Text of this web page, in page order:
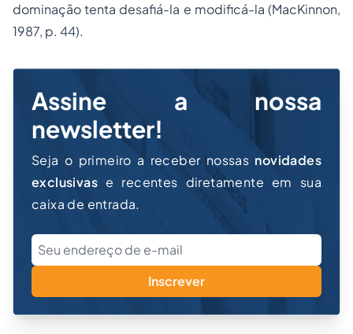
dominação tenta desafiá-la e modificá-la (MacKinnon,
1987, p. 44).
Assine a nossa
newsletter!
Seja o primeiro a receber nossas novidades
exclusivas e recentes diretamente em sua
caixa de entrada.
Inscrever